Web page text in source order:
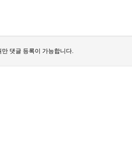
만 댓글 등록이 가능합니다.